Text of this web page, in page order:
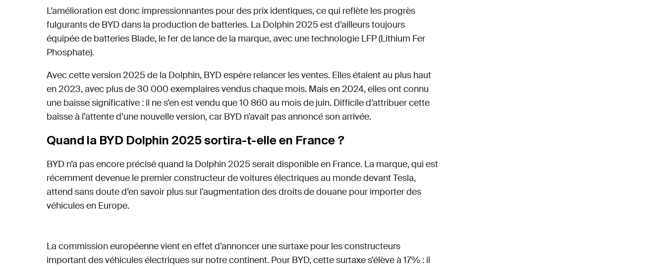
L’amélioration est donc impressionnantes pour des prix identiques, ce qui reflète les progrès
fulgurants de BYD dans la production de batteries. La Dolphin 2025 est d’ailleurs toujours
équipée de batteries Blade, le fer de lance de la marque, avec une technologie LFP (Lithium Fer
Phosphate).
Avec cette version 2025 de la Dolphin, BYD espère relancer les ventes. Elles étaient au plus haut
en 2023, avec plus de 30 000 exemplaires vendus chaque mois. Mais en 2024, elles ont connu
une baisse significative : il ne s’en est vendu que 10 860 au mois de juin. Difficile d’attribuer cette
baisse à l’attente d’une nouvelle version, car BYD n’avait pas annoncé son arrivée.
Quand la BYD Dolphin 2025 sortira-t-elle en France ?
BYD n’a pas encore précisé quand la Dolphin 2025 serait disponible en France. La marque, qui est
récemment devenue le premier constructeur de voitures électriques au monde devant Tesla,
attend sans doute d’en savoir plus sur l’augmentation des droits de douane pour importer des
véhicules en Europe.
La commission européenne vient en effet d’annoncer une surtaxe pour les constructeurs
important des véhicules électriques sur notre continent. Pour BYD, cette surtaxe s’élève à 17% : il